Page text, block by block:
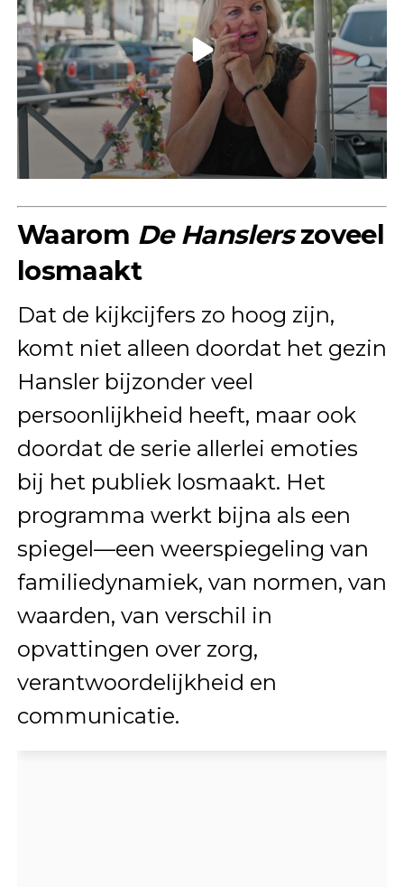
Waarom De Hanslerszoveel
losmaakt
Dat de kijkcijfers zo hoog zijn,
komt niet alleen doordat het gezin
Hansler bijzonder veel
persoonlijkheid heeft, maar ook
doordat de serie allerlei emoties
bij het publiek losmaakt. Het
programma werkt bijna als een
spiegel—een weerspiegeling van
familiedynamiek, van normen, van
waarden, van verschil in
opvattingen over zorg,
verantwoordelijkheid en
communicatie.